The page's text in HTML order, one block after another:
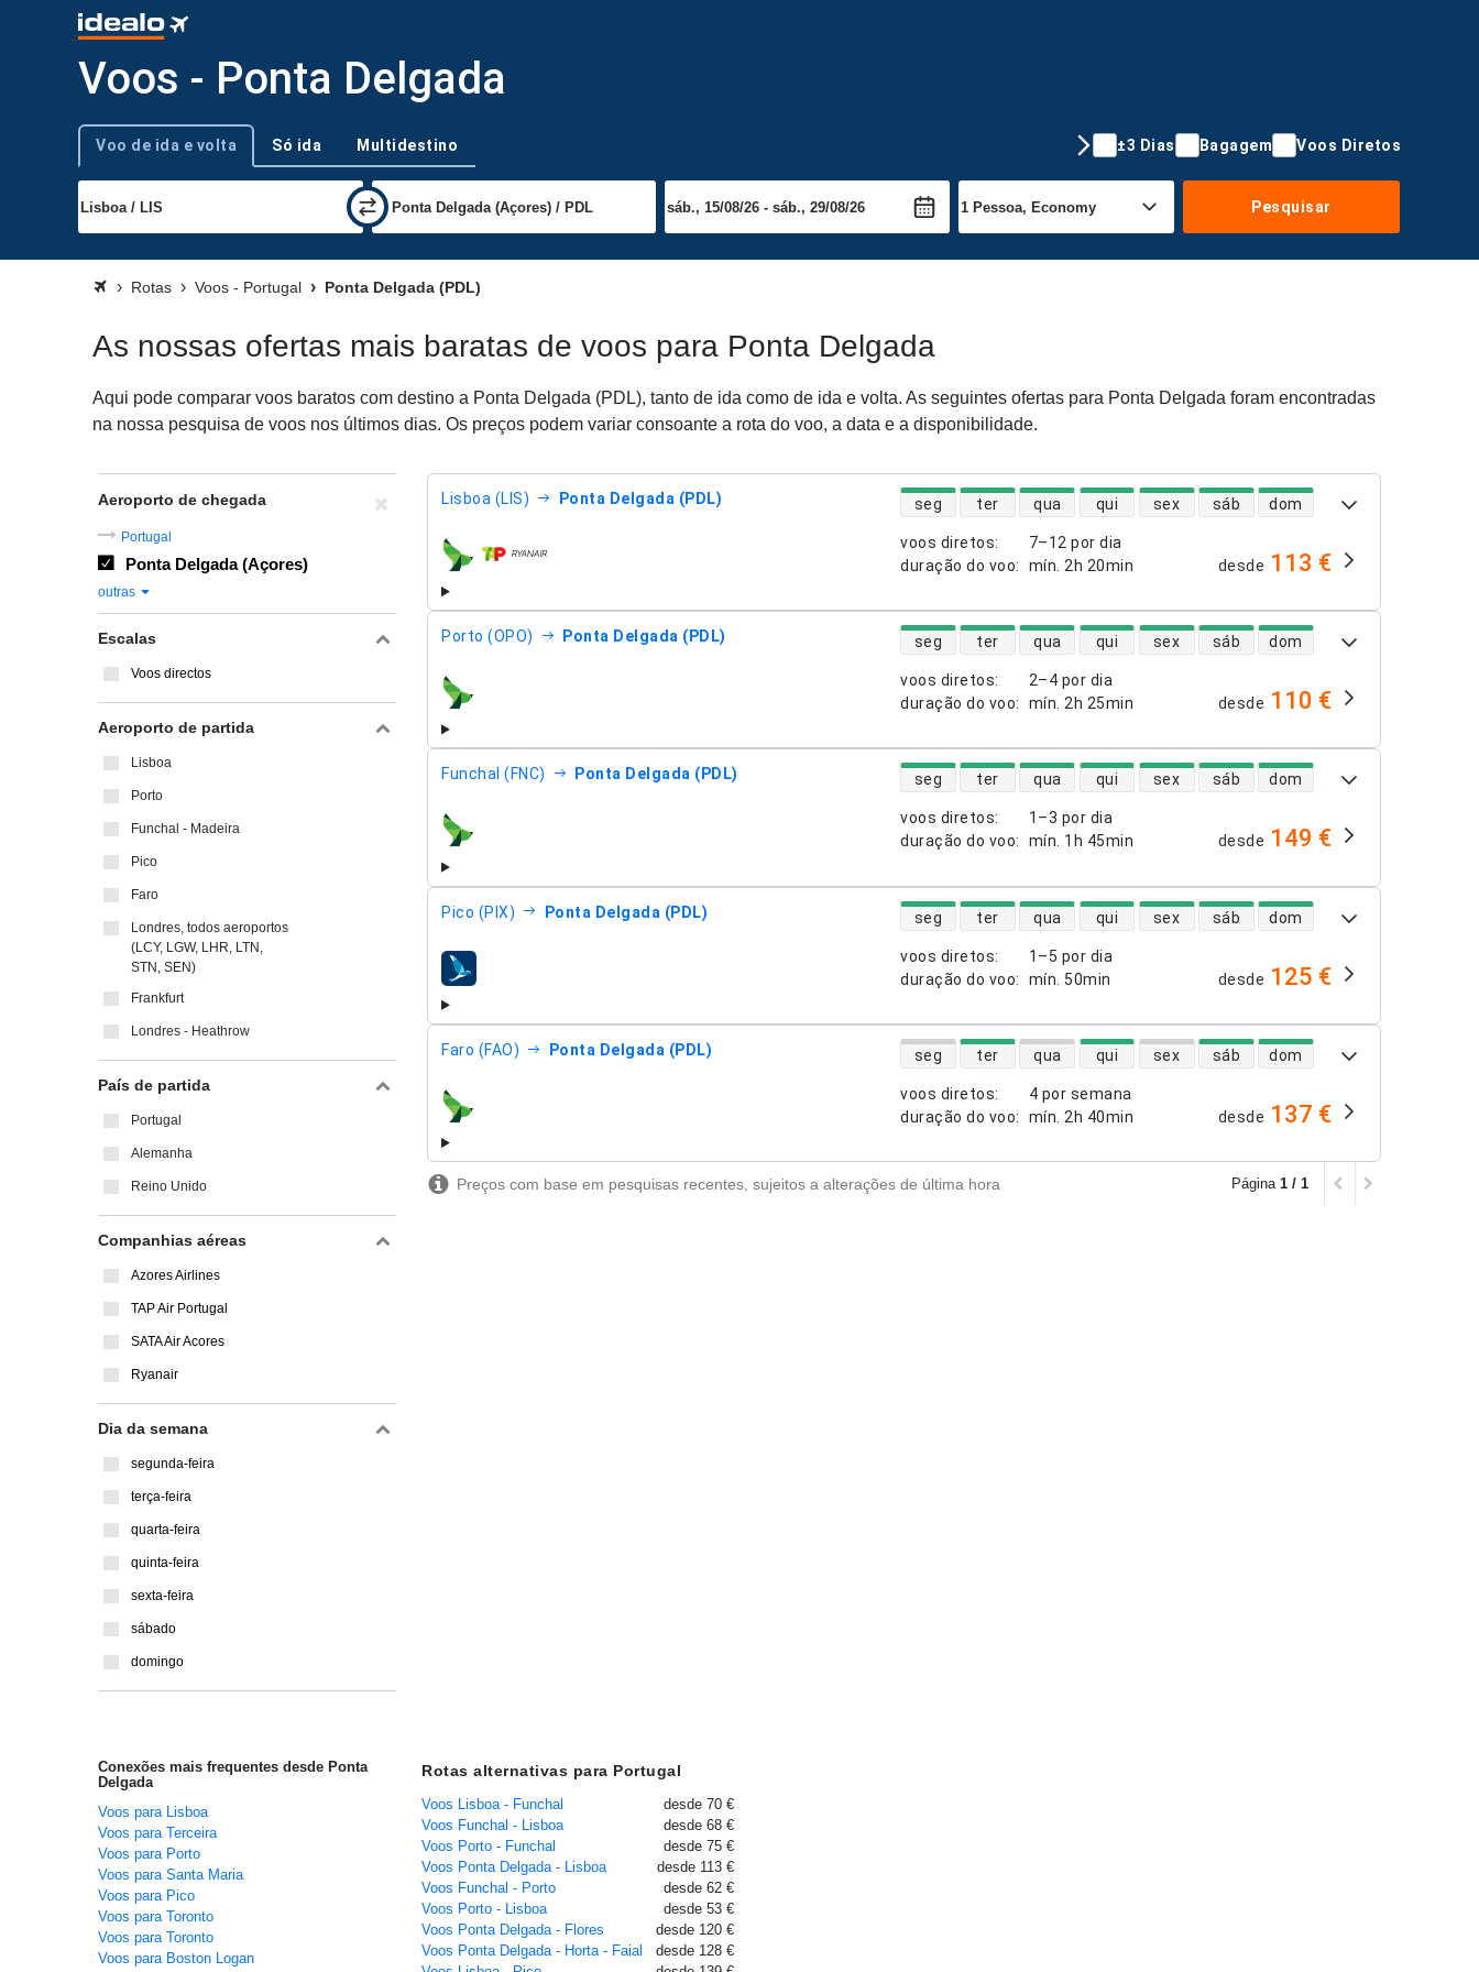
Voos - Ponta Delgada
Tipo de viagem
Voo de ida e volta Só ida Multidestino ±3 Dias Bagagem Voos Diretos
Pesquisar
Rotas Voos - Portugal Ponta Delgada (PDL)
As nossas ofertas mais baratas de voos para Ponta Delgada
Aqui pode comparar voos baratos com destino a Ponta Delgada (PDL), tanto de ida como de ida e volta. As seguintes ofertas para Ponta Delgada foram encontradas
na nossa pesquisa de voos nos últimos dias. Os preços podem variar consoante a rota do voo, a data e a disponibilidade.
Lisboa (LIS) Ponta Delgada (PDL)
voos diretos:
7–12 por dia
duração do voo: mín. 2h 20min
disponibilidade de voos diretos
seg ter qua qui sex sáb dom
companhias aéreas desde 113 €
Porto (OPO) Ponta Delgada (PDL)
voos diretos:
2–4 por dia
duração do voo: mín. 2h 25min
disponibilidade de voos diretos
seg ter qua qui sex sáb dom
companhias aéreas desde 110 €
Funchal (FNC) Ponta Delgada (PDL)
voos diretos:
1–3 por dia
duração do voo: mín. 1h 45min
disponibilidade de voos diretos
seg ter qua qui sex sáb dom
companhias aéreas desde 149 €
Pico (PIX) Ponta Delgada (PDL)
voos diretos:
1–5 por dia
duração do voo: mín. 50min
disponibilidade de voos diretos
seg ter qua qui sex sáb dom
companhias aéreas desde 125 €
Faro (FAO) Ponta Delgada (PDL)
voos diretos:
4 por semana
duração do voo: mín. 2h 40min
disponibilidade de voos diretos
seg ter qua qui sex sáb dom
companhias aéreas desde 137 €
Preços com base em pesquisas recentes, sujeitos a alterações de última hora Página 1 / 1
Aeroporto de chegada
Portugal
Ponta Delgada (Açores)
outras
Escalas
Voos directos
Aeroporto de partida
Lisboa
Porto
Funchal - Madeira
Pico
Faro
Londres, todos aeroportos
(LCY, LGW, LHR, LTN,
STN, SEN)
Frankfurt
Londres - Heathrow
País de partida
Portugal
Alemanha
Reino Unido
Companhias aéreas
Azores Airlines
TAP Air Portugal
SATA Air Acores
Ryanair
Dia da semana
segunda-feira
terça-feira
quarta-feira
quinta-feira
sexta-feira
sábado
domingo
Conexões mais frequentes desde Ponta
Delgada
Voos para Lisboa
Voos para Terceira
Voos para Porto
Voos para Santa Maria
Voos para Pico
Voos para Toronto
Voos para Toronto
Voos para Boston Logan
Rotas alternativas para Portugal
Voos Lisboa - Funchal
desde 70 €
Voos Funchal - Lisboa
desde 68 €
Voos Porto - Funchal
desde 75 €
Voos Ponta Delgada - Lisboa
desde 113 €
Voos Funchal - Porto
desde 62 €
Voos Porto - Lisboa
desde 53 €
Voos Ponta Delgada - Flores
desde 120 €
Voos Ponta Delgada - Horta - Faial
desde 128 €